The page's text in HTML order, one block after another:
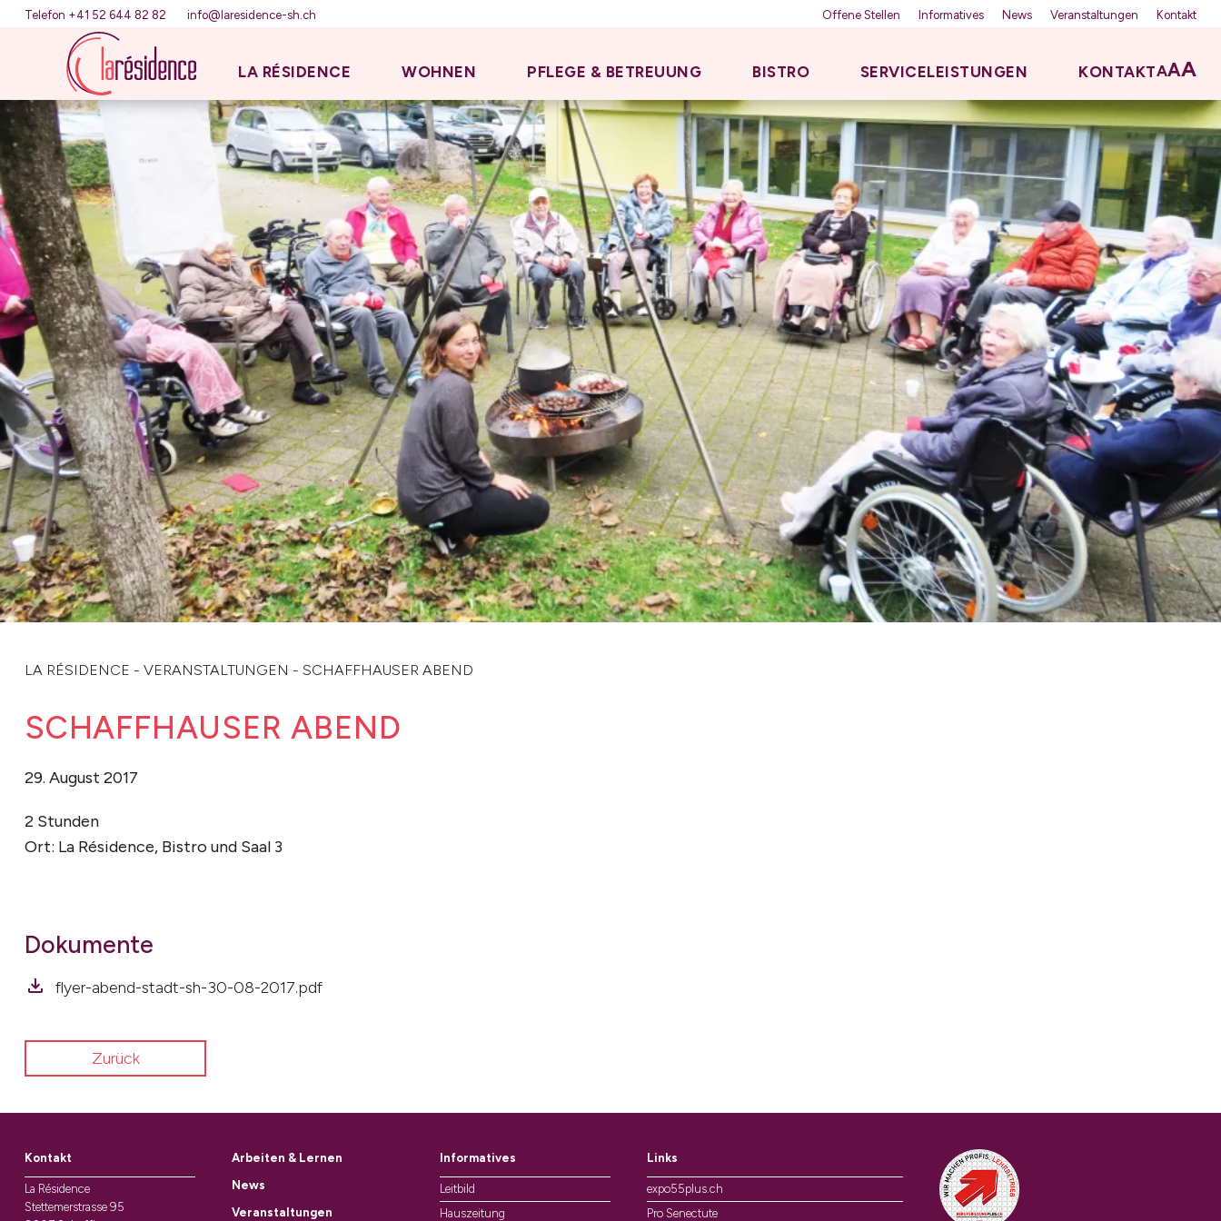
Telefon +41 52 644 82 82 info@laresidence-sh.ch Offene Stellen Informatives News Veranstaltungen Kontakt
LA RÉSIDENCE WOHNEN PFLEGE & BETREUUNG BISTRO SERVICELEISTUNGEN KONTAKTAAA
LA RÉSIDENCE - VERANSTALTUNGEN - SCHAFFHAUSER ABEND
SCHAFFHAUSER ABEND
29. August 2017
2 Stunden
Ort: La Résidence, Bistro und Saal 3
Dokumente
flyer-abend-stadt-sh-30-08-2017.pdf
Zurück
Kontakt
La Résidence
Stettemerstrasse 95
Arbeiten & Lernen
News
Veranstaltungen
Informatives
Leitbild
Hauszeitung
Links
expo55plus.ch
Pro Senectute
Auszeichnungen